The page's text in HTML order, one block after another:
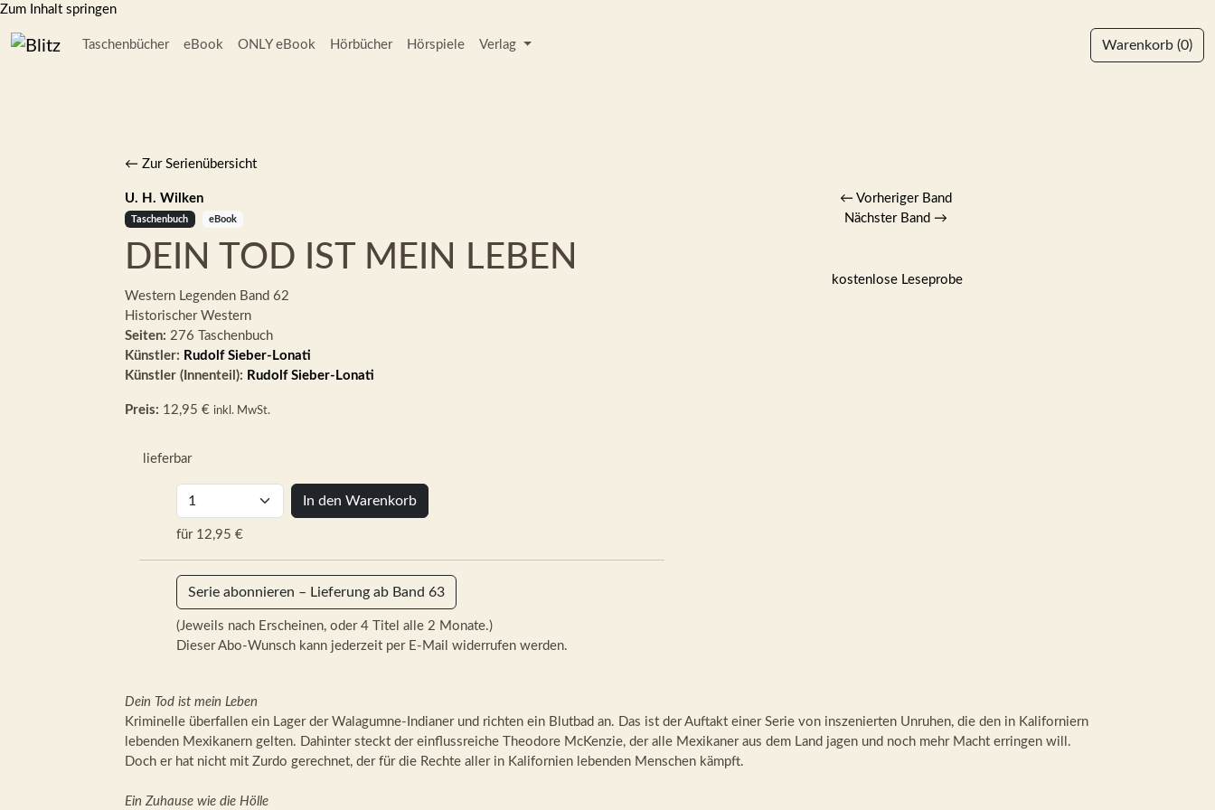
Zum Inhalt springen
Taschenbücher eBook ONLY eBook Hörbücher Hörspiele Verlag Warenkorb (0)
← Zur Serienübersicht
← Vorheriger Band
Nächster Band →
kostenlose Leseprobe
U. H. Wilken
Taschenbuch eBook
DEIN TOD IST MEIN LEBEN
Western Legenden Band 62
Historischer Western
Seiten: 276 Taschenbuch
Künstler: Rudolf Sieber-Lonati
Künstler (Innenteil): Rudolf Sieber-Lonati
Preis: 12,95 € inkl. MwSt.
lieferbar
In den Warenkorb
für 12,95 €
Serie abonnieren – Lieferung ab Band 63
(Jeweils nach Erscheinen, oder 4 Titel alle 2 Monate.)
Dieser Abo-Wunsch kann jederzeit per E-Mail widerrufen werden.
Dein Tod ist mein Leben
Kriminelle überfallen ein Lager der Walagumne-Indianer und richten ein Blutbad an. Das ist der Auftakt einer Serie von inszenierten Unruhen, die den in Kaliforniern
lebenden Mexikanern gelten. Dahinter steckt der einflussreiche Theodore McKenzie, der alle Mexikaner aus dem Land jagen und noch mehr Macht erringen will.
Doch er hat nicht mit Zurdo gerechnet, der für die Rechte aller in Kalifornien lebenden Menschen kämpft.
Ein Zuhause wie die Hölle